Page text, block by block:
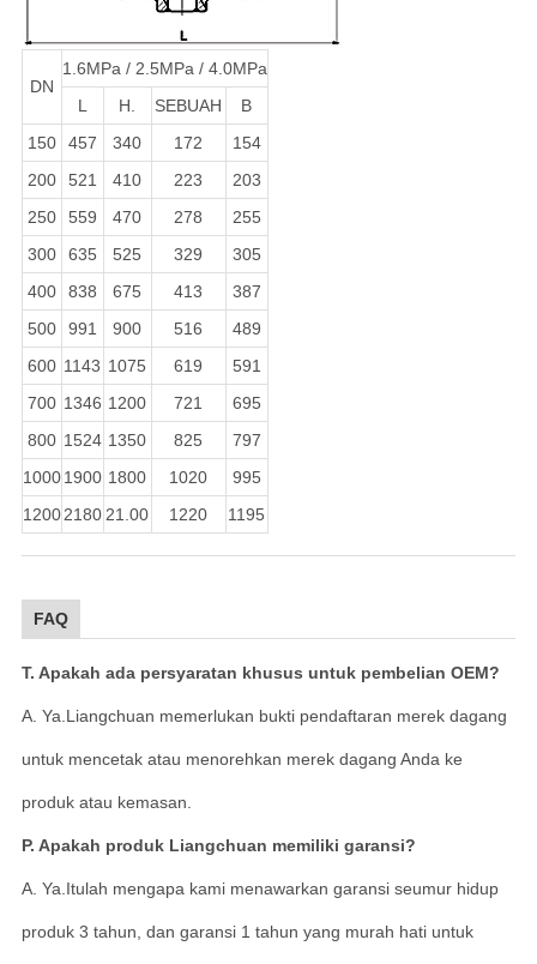
DN
1.6MPa / 2.5MPa / 4.0MPa
L
H. SEBUAH
B
150
457 340 172
154
200
521 410 223
203
250
559 470 278
255
300
635 525 329
305
400
838 675 413
387
500
991 900 516
489
600 1143 1075 619
591
700 1346 1200 721
695
800 1524 1350 825
797
10001900 1800 1020
995
12002180 21.00 1220 1195
FAQ
T. Apakah ada persyaratan khusus untuk pembelian OEM?
A. Ya.Liangchuan memerlukan bukti pendaftaran merek dagang
untuk mencetak atau menorehkan merek dagang Anda ke
produk atau kemasan.
P. Apakah produk Liangchuan memiliki garansi?
A. Ya.Itulah mengapa kami menawarkan garansi seumur hidup
produk 3 tahun, dan garansi 1 tahun yang murah hati untuk